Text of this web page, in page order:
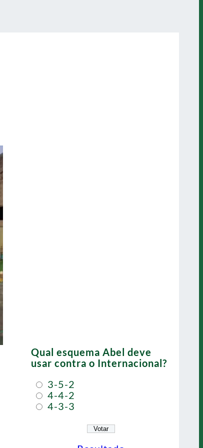
Qual esquema Abel deve
usar contra o Internacional?
3-5-2
4-4-2
4-3-3